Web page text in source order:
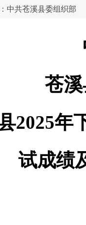
中共苍溪县委组织部
苍
2025年
试成绩